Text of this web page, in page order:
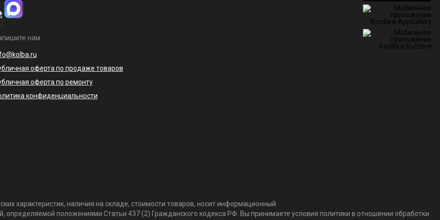
нам
оферта по продаже товаров
оферта по ремонту
конфиденциальности
характеристик, наличия на складе, стоимости товаров, носит информационный
определяемой положениями Статьи 437 (2) Гражданского кодекса РФ. Вы принимаете условия политики в отношении обработки